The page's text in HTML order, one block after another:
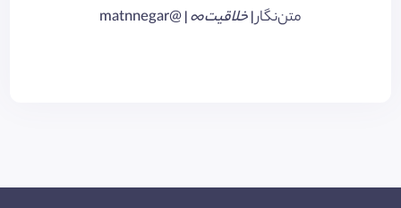
متن‌نگار|خلاقیت∞| @matnnegar